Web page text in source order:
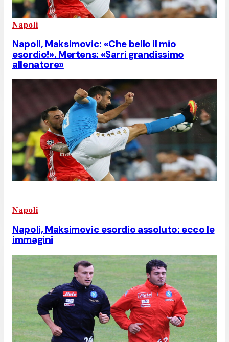
Napoli
Napoli, Maksimovic: «Che bello il mio
esordio!». Mertens: «Sarri grandissimo
allenatore»
Napoli
Napoli, Maksimovic esordio assoluto: ecco le
immagini